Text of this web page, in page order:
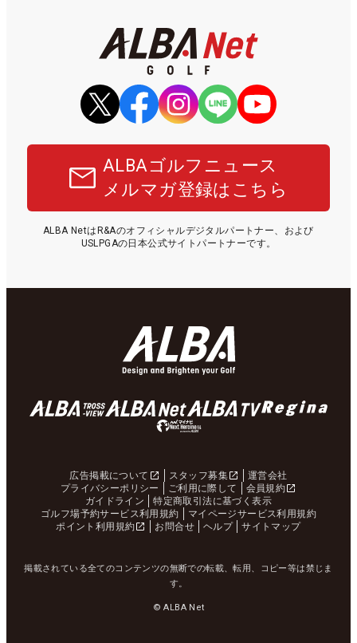
ALBAゴルフニュース
メルマガ登録はこちら
ALBA NetはR&Aのオフィシャルデジタルパートナー、および
USLPGAの日本公式サイトパートナーです。
広告掲載について スタッフ募集
運営会社
プライバシーポリシー
ご利用に際して
会員規約
ガイドライン
特定商取引法に基づく表示
ゴルフ場予約サービス利用規約
マイページサービス利用規約
ポイント利用規約
お問合せ ヘルプ サイトマップ
掲載されている全てのコンテンツの無断での転載、転用、コピー等は禁じま
す。
© ALBA Net